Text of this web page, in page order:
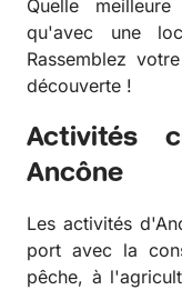
Quelle
qu'avec une
Rassemblez
découverte !
Activités
Ancône
Les activités
port avec la
pêche, à